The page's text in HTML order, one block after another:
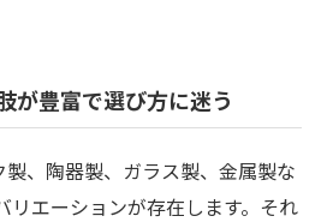
が豊富で選び方に迷う
、陶器製、ガラス製、金属製な
リエーションが存在します。それ